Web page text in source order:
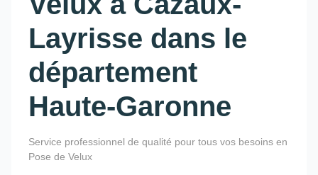
Layrisse dans le
département
Haute-Garonne
Service professionnel de qualité pour tous vos besoins en
Pose de Velux